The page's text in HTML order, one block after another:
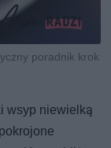
poradnik krok
wsyp niewielką